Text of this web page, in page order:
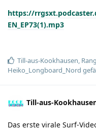
https://
EN_EP73(1).mp3
Till-aus-Kookhausen,
Heiko_Longboard_Nord
Till-aus-
Das erste virale Surf-